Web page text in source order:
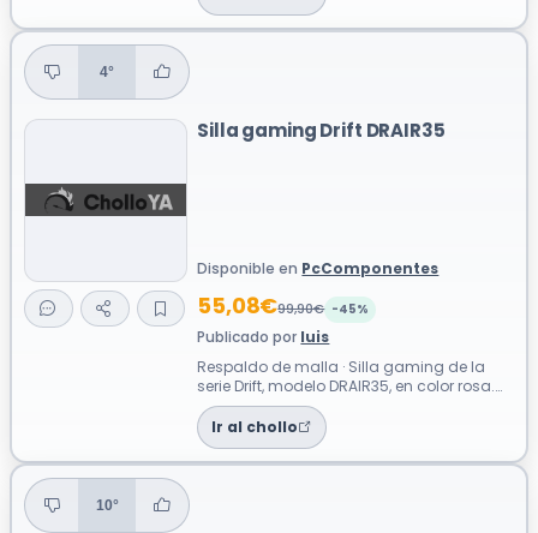
4°
Silla gaming Drift DRAIR35
Disponible en PcComponentes
55,08€99,90€ -45%
Publicado por luis
Respaldo de malla · Silla gaming de la
serie Drift, modelo DRAIR35, en color rosa.
Diseñada para sesiones largas con ...
Ir al chollo
10°